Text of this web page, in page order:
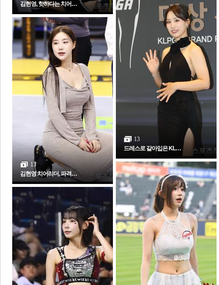
김현영, 핫하다는 치어…
13
김현영 치어리더, 파격…
13
드레스로 갈아입은 KL…